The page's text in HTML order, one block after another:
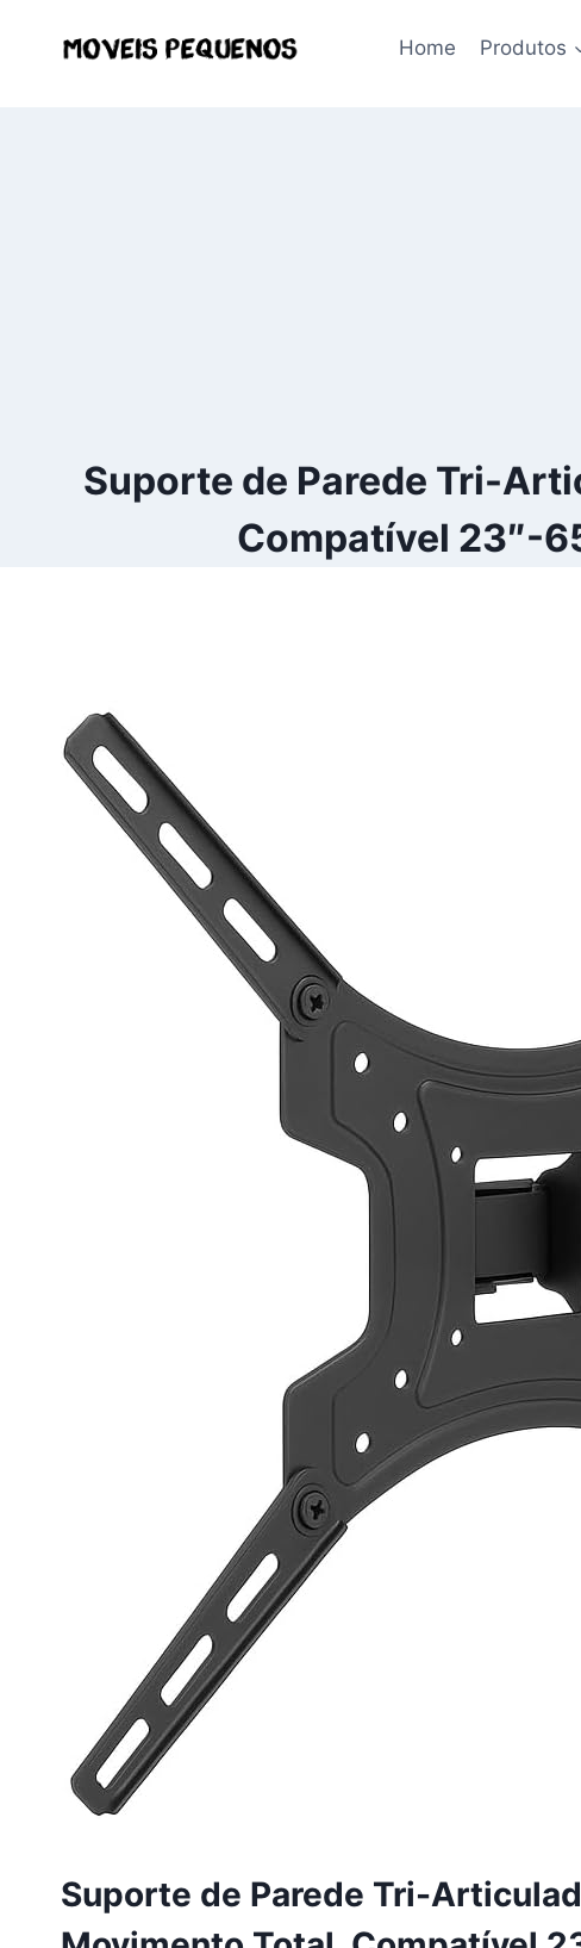
Home Produtos
Suporte de Parede Tri-
Compatível 23″-
Suporte de Parede Tri-